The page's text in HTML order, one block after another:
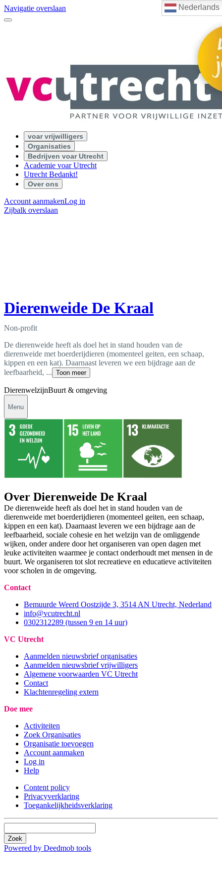
Nederlands
Navigatie overslaan
voar vrijwilligers
Organisaties
Bedrijven voar Utrecht
Academie voar Utrecht
Utrecht Bedankt!
Over ons
Account aanmakenLog in
Zijbalk overslaan
Dierenweide De Kraal
Non-profit
De dierenweide heeft als doel het in stand houden van de
dierenweide met boerderijdieren (momenteel geiten, een schaap,
kippen en een kat). Daarnaast leveren we een bijdrage aan de
leefbaarheid, ... Toon meer
DierenwelzijnBuurt & omgeving
Menu
Over Dierenweide De Kraal
De dierenweide heeft als doel het in stand houden van de
dierenweide met boerderijdieren (momenteel geiten, een schaap,
kippen en een kat). Daarnaast leveren we een bijdrage aan de
leefbaarheid, sociale cohesie en het welzijn van de omliggende
wijken, onder andere door het organiseren van open dagen met
leuke activiteiten waarmee je contact onderhoudt met mensen in de
buurt. We organiseren tot slot recreatieve en educatieve activiteiten
voor scholen in de omgeving.
Contact
Bemuurde Weerd Oostzijde 3, 3514 AN Utrecht, Nederland
info@vcutrecht.nl
0302312289 (tussen 9 en 14 uur)
VC Utrecht
Aanmelden nieuwsbrief organisaties
Aanmelden nieuwsbrief vrijwilligers
Algemene voorwaarden VC Utrecht
Contact
Klachtenregeling extern
Doe mee
Activiteiten
Zoek Organisaties
Organisatie toevoegen
Account aanmaken
Log in
Help
Content policy
Privacyverklaring
Toegankelijkheidsverklaring
Zoek
Powered by Deedmob tools